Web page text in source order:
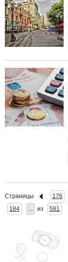
Страницы 176
184
... из 581